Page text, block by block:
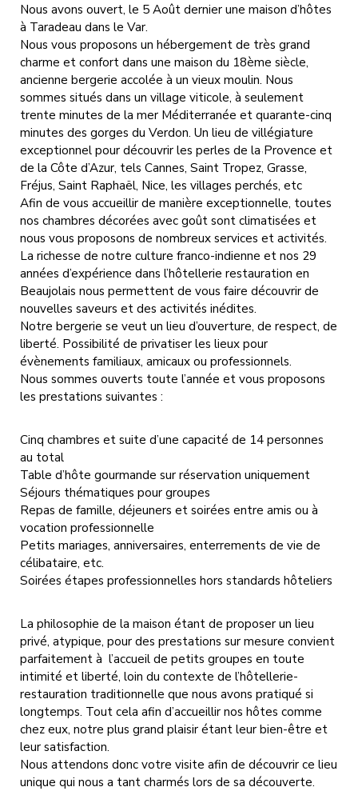
Nous avons ouvert, le 5 Août dernier une maison d’hôtes
à Taradeau dans le Var.
Nous vous proposons un hébergement de très grand
charme et confort dans une maison du 18ème siècle,
ancienne bergerie accolée à un vieux moulin. Nous
sommes situés dans un village viticole, à seulement
trente minutes de la mer Méditerranée et quarante-cinq
minutes des gorges du Verdon. Un lieu de villégiature
exceptionnel pour découvrir les perles de la Provence et
de la Côte d’Azur, tels Cannes, Saint Tropez, Grasse,
Fréjus, Saint Raphaël, Nice, les villages perchés, etc
Afin de vous accueillir de manière exceptionnelle, toutes
nos chambres décorées avec goût sont climatisées et
nous vous proposons de nombreux services et activités.
La richesse de notre culture franco-indienne et nos 29
années d’expérience dans l’hôtellerie restauration en
Beaujolais nous permettent de vous faire découvrir de
nouvelles saveurs et des activités inédites.
Notre bergerie se veut un lieu d’ouverture, de respect, de
liberté. Possibilité de privatiser les lieux pour
évènements familiaux, amicaux ou professionnels.
Nous sommes ouverts toute l’année et vous proposons
les prestations suivantes :
Cinq chambres et suite d’une capacité de 14 personnes
au total
Table d’hôte gourmande sur réservation uniquement
Séjours thématiques pour groupes
Repas de famille, déjeuners et soirées entre amis ou à
vocation professionnelle
Petits mariages, anniversaires, enterrements de vie de
célibataire, etc.
Soirées étapes professionnelles hors standards hôteliers
La philosophie de la maison étant de proposer un lieu
privé, atypique, pour des prestations sur mesure convient
parfaitement à l’accueil de petits groupes en toute
intimité et liberté, loin du contexte de l’hôtellerie-
restauration traditionnelle que nous avons pratiqué si
longtemps. Tout cela afin d’accueillir nos hôtes comme
chez eux, notre plus grand plaisir étant leur bien-être et
leur satisfaction.
Nous attendons donc votre visite afin de découvrir ce lieu
unique qui nous a tant charmés lors de sa découverte.